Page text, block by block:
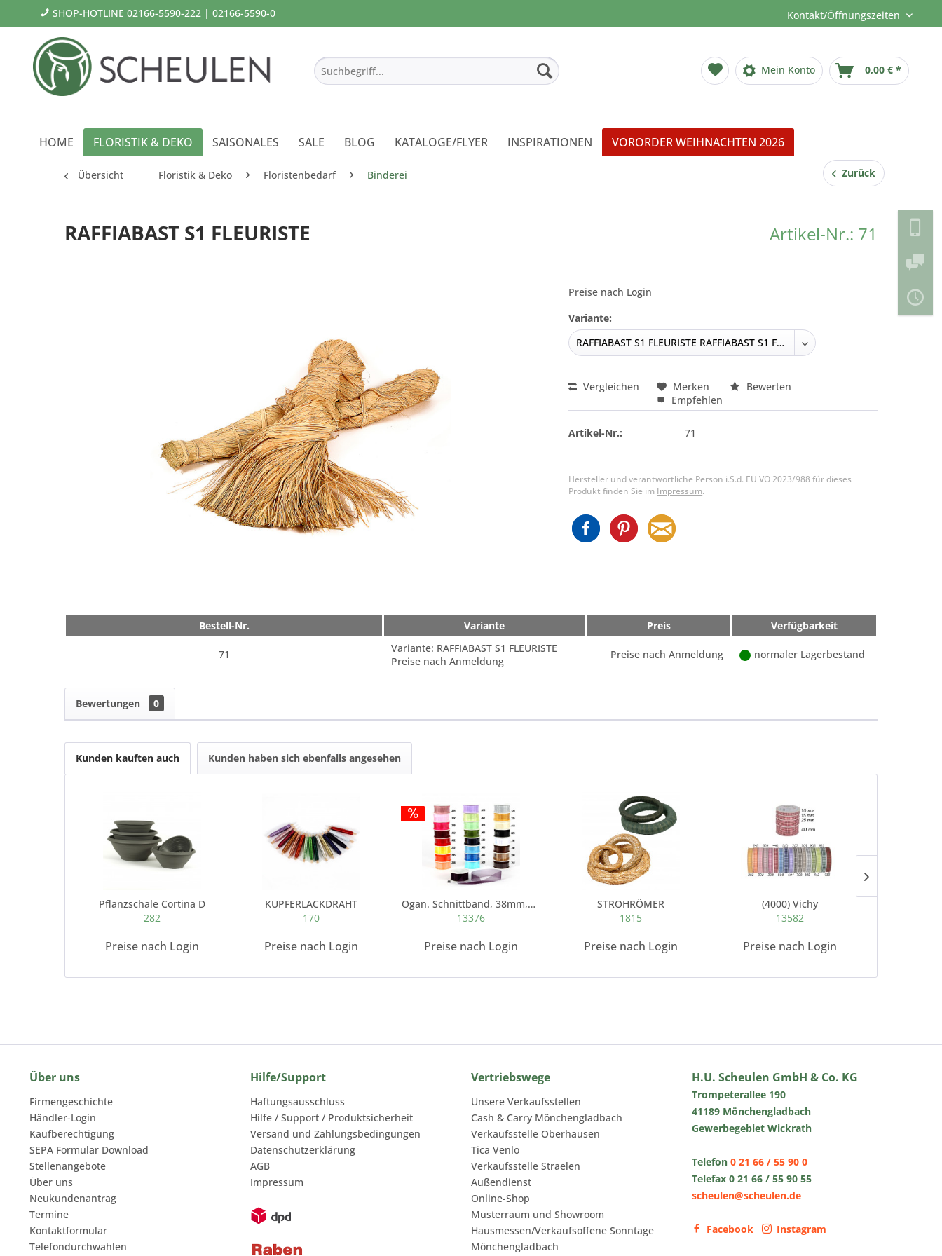
SHOP-HOTLINE 02166-5590-222 | 02166-5590-0 Kontakt/Öffnungszeiten
Mein Konto 0,00 € *
HOME FLORISTIK & DEKO SAISONALES SALE BLOG KATALOGE/FLYER INSPIRATIONEN VORORDER WEIHNACHTEN 2026
Übersicht Floristik & Deko Floristenbedarf Binderei Zurück
Artikel-Nr.: 71
RAFFIABAST S1 FLEURISTE
Preise nach Login
Variante:
Vergleichen Merken
Bewerten
Empfehlen
Artikel-Nr.: 71
Hersteller und verantwortliche Person i.S.d. EU VO 2023/988 für dieses
Produkt finden Sie im Impressum.
Bestell-Nr. Variante Preis Verfügbarkeit
71
Variante: RAFFIABAST S1 FLEURISTE
Preise nach Anmeldung
Preise nach Anmeldung normaler Lagerbestand
Bewertungen 0
Kunden kauften auch Kunden haben sich ebenfalls angesehen
Pflanzschale Cortina D
282
Preise nach Login
KUPFERLACKDRAHT
170
Preise nach Login
Ogan. Schnittband, 38mm,25 Me ter
13376
Preise nach Login
STROHRÖMER
1815
Preise nach Login
(4000) Vichy
13582
Preise nach Login
Über uns
Firmengeschichte
Händler-Login
Kaufberechtigung
SEPA Formular Download
Stellenangebote
Über uns
Neukundenantrag
Termine
Kontaktformular
Telefondurchwahlen
Hilfe/Support
Haftungsausschluss
Hilfe / Support / Produktsicherheit
Versand und Zahlungsbedingungen
Datenschutzerklärung
AGB
Impressum
Vertriebswege
Unsere Verkaufsstellen
Cash & Carry Mönchengladbach
Verkaufsstelle Oberhausen
Tica Venlo
Verkaufsstelle Straelen
Außendienst
Online-Shop
Musterraum und Showroom
Hausmessen/Verkaufsoffene Sonntage
Mönchengladbach
H.U. Scheulen GmbH & Co. KG
Trompeterallee 190
41189 Mönchengladbach
Gewerbegebiet Wickrath
Telefon 0 21 66 / 55 90 0
Telefax 0 21 66 / 55 90 55
scheulen@scheulen.de
Facebook Instagram